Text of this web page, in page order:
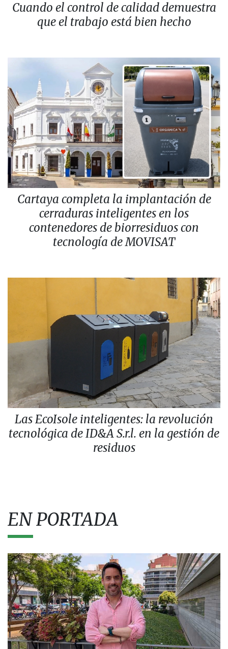
Cuando el control de calidad demuestra
que el trabajo está bien hecho
Cartaya completa la implantación de
cerraduras inteligentes en los
contenedores de biorresiduos con
tecnología de MOVISAT
Las EcoIsole inteligentes: la revolución
tecnológica de ID&A S.r.l. en la gestión de
residuos
EN PORTADA